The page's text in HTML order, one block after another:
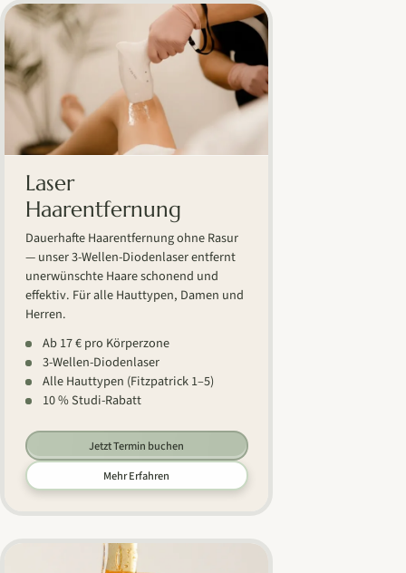
Laser
Haarentfernung
Dauerhafte Haarentfernung ohne Rasur
— unser 3-Wellen-Diodenlaser entfernt
unerwünschte Haare schonend und
effektiv. Für alle Hauttypen, Damen und
Herren.
Ab 17 € pro Körperzone
3-Wellen-Diodenlaser
Alle Hauttypen (Fitzpatrick 1–5)
10 % Studi-Rabatt
Jetzt Termin buchen
Mehr Erfahren